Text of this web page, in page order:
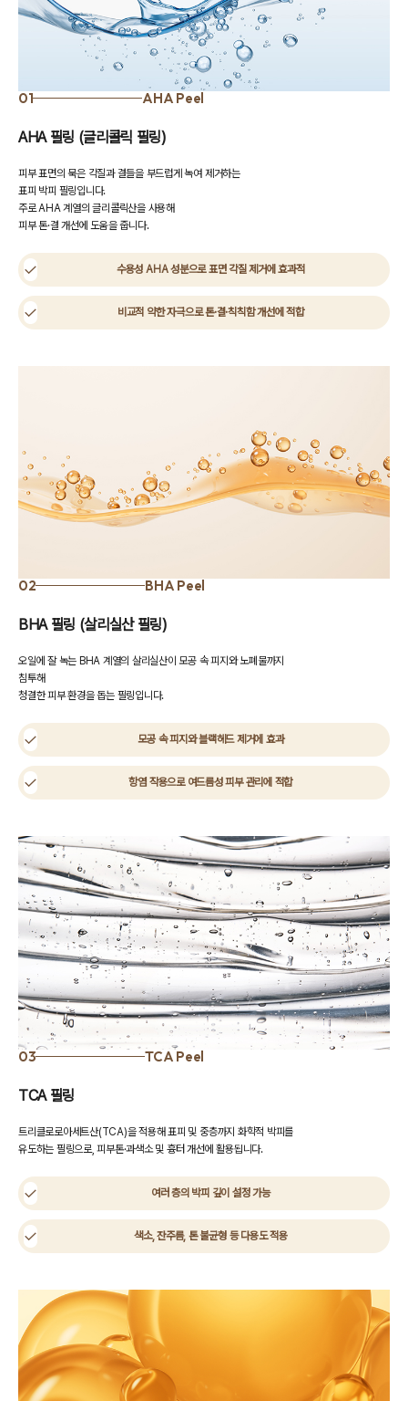
01 AHA Peel
AHA 필링 (글리콜릭 필링)
피부 표면의 묵은 각질과 결들을 부드럽게 녹여 제거하는
표피 박피 필링입니다.
주로 AHA 계열의 글리콜릭산을 사용해
피부 톤·결 개선에 도움을 줍니다.
수용성 AHA 성분으로 표면 각질 제거에 효과적
비교적 약한 자극으로 톤·결·칙칙함 개선에 적합
02 BHA Peel
BHA 필링 (살리실산 필링)
오일에 잘 녹는 BHA 계열의 살리실산이 모공 속 피지와 노폐물까지
침투해
청결한 피부 환경을 돕는 필링입니다.
모공 속 피지와 블랙헤드 제거에 효과
항염 작용으로 여드름성 피부 관리에 적합
03 TCA Peel
TCA 필링
트리클로로아세트산(TCA)을 적용해 표피 및 중층까지 화학적 박피를
유도하는 필링으로, 피부톤·과색소 및 흉터 개선에 활용됩니다.
여러 층의 박피 깊이 설정 가능
색소, 잔주름, 톤 불균형 등 다용도 적용